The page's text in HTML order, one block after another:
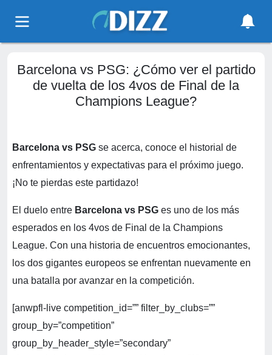
Barcelona vs PSG: ¿Cómo ver el partido
de vuelta de los 4vos de Final de la
Champions League?
Barcelona vs PSG se acerca, conoce el historial de
enfrentamientos y expectativas para el próximo juego.
¡No te pierdas este partidazo!
El duelo entre Barcelona vs PSG es uno de los más
esperados en los 4vos de Final de la Champions
League. Con una historia de encuentros emocionantes,
los dos gigantes europeos se enfrentan nuevamente en
una batalla por avanzar en la competición.
[anwpfl-live competition_id=”” filter_by_clubs=””
group_by=”competition”
group_by_header_style=”secondary”